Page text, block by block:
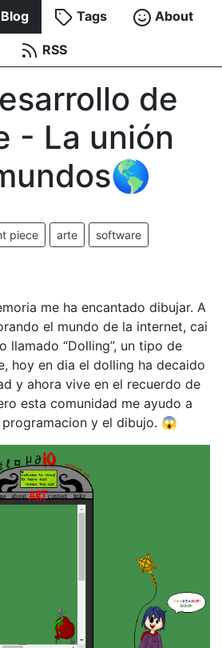
Blog Tags About
RSS
de
- La unión
piece arte software
me ha encantado dibujar. A
el mundo de la internet, cai
llamado “Dolling”, un tipo de
hoy en dia el dolling ha decaido
y ahora vive en el recuerdo de
esta comunidad me ayudo a
y el dibujo. 😱